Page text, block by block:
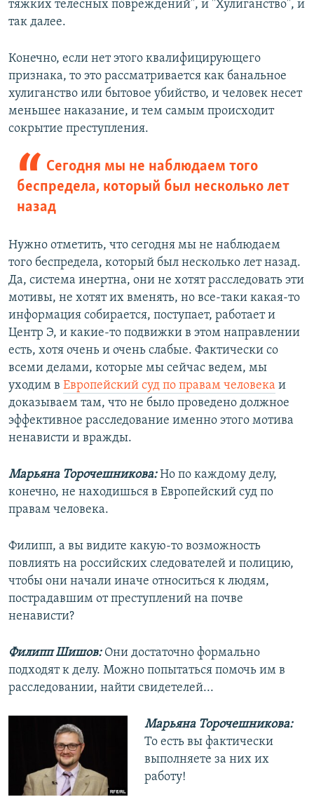
тяжких телесных повреждений", и "Хулиганство", и
так далее.
Конечно, если нет этого квалифицирующего
признака, то это рассматривается как банальное
хулиганство или бытовое убийство, и человек несет
меньшее наказание, и тем самым происходит
сокрытие преступления.
Сегодня мы не наблюдаем того
беспредела, который был несколько лет
назад
Нужно отметить, что сегодня мы не наблюдаем
того беспредела, который был несколько лет назад.
Да, система инертна, они не хотят расследовать эти
мотивы, не хотят их вменять, но все-таки какая-то
информация собирается, поступает, работает и
Центр Э, и какие-то подвижки в этом направлении
есть, хотя очень и очень слабые. Фактически со
всеми делами, которые мы сейчас ведем, мы
уходим в Европейский суд по правам человека и
доказываем там, что не было проведено должное
эффективное расследование именно этого мотива
ненависти и вражды.
Марьяна Торочешникова:Но по каждому делу,
конечно, не находишься в Европейский суд по
правам человека.
Филипп, а вы видите какую-то возможность
повлиять на российских следователей и полицию,
чтобы они начали иначе относиться к людям,
пострадавшим от преступлений на почве
ненависти?
Филипп Шишов:Они достаточно формально
подходят к делу. Можно попытаться помочь им в
расследовании, найти свидетелей...
Марьяна Торочешникова:
То есть вы фактически
выполняете за них их
работу!